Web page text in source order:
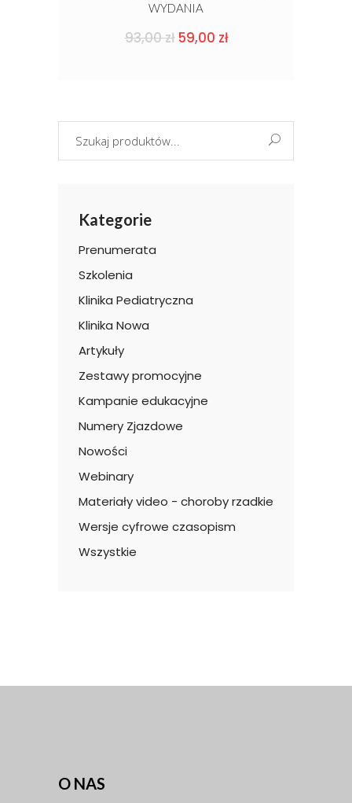
WYDANIA
93,00zł Pierwotna
cena
59,00 złAktualna
Kategorie
Prenumerata
Szkolenia
Klinika Pediatryczna
Klinika Nowa
Artykuły
Zestawy promocyjne
Kampanie edukacyjne
Numery Zjazdowe
Nowości
Webinary
Materiały video - choroby rzadkie
Wersje cyfrowe czasopism
Wszystkie
O NAS